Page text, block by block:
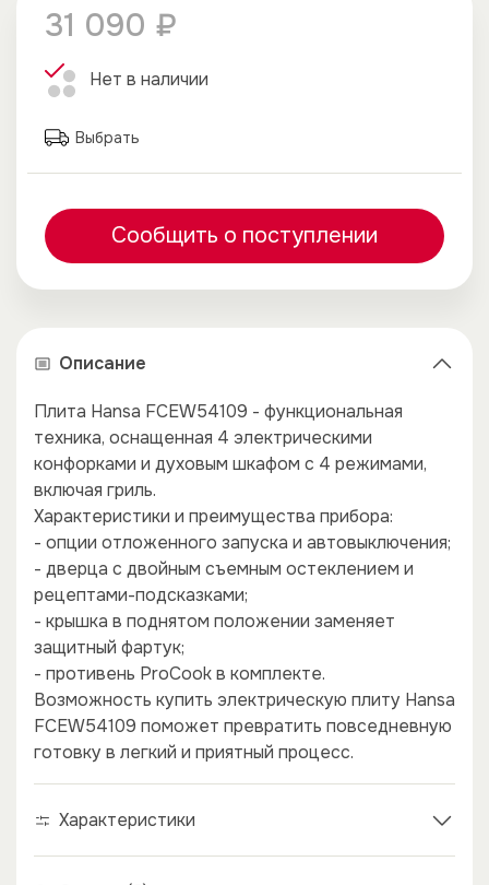
31 090 ₽
Нет в наличии
Выбрать
Сообщить о поступлении
Описание
Плита Hansa FCEW54109 - функциональная
техника, оснащенная 4 электрическими
конфорками и духовым шкафом с 4 режимами,
включая гриль.
Характеристики и преимущества прибора:
- опции отложенного запуска и автовыключения;
- дверца с двойным съемным остеклением и
рецептами-подсказками;
- крышка в поднятом положении заменяет
защитный фартук;
- противень ProCook в комплекте.
Возможность купить электрическую плиту Hansa
FCEW54109 поможет превратить повседневную
готовку в легкий и приятный процесс.
Характеристики